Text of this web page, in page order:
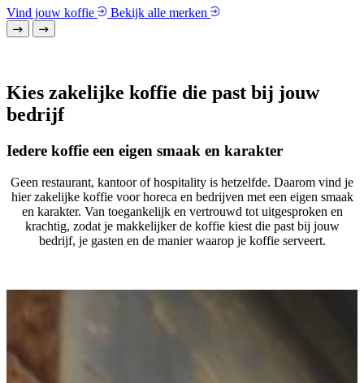
Geen restaurant, kantoor of hospitality is hetzelfde. Daarom vind je
hier zakelijke koffie voor horeca en bedrijven met een eigen smaak
en karakter. Van toegankelijk en vertrouwd tot uitgesproken en